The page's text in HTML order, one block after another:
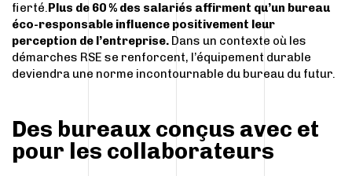
fierté. Plus de 60 % des salariés affirment qu’un bureau
éco-responsable influence positivement leur
perception de l’entreprise. Dans un contexte où les
démarches RSE se renforcent, l’équipement durable
deviendra une norme incontournable du bureau du futur.
Des bureaux conçus avec et
pour les collaborateurs